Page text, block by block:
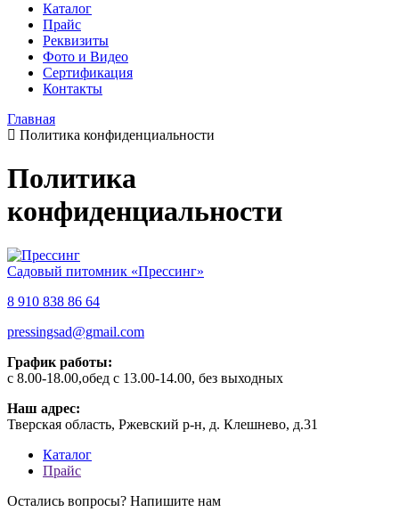
Каталог
Прайс
Реквизиты
Фото и Видео
Сертификация
Контакты
Главная
Политика конфиденциальности
Политика
конфиденциальности
Садовый питомник «Прессинг»
8 910 838 86 64
pressingsad@gmail.com
График работы:
с 8.00-18.00,обед с 13.00-14.00, без выходных
Наш адрес:
Тверская область, Ржевский р-н, д. Клешнево, д.31
Каталог
Прайс
Остались вопросы? Напишите нам